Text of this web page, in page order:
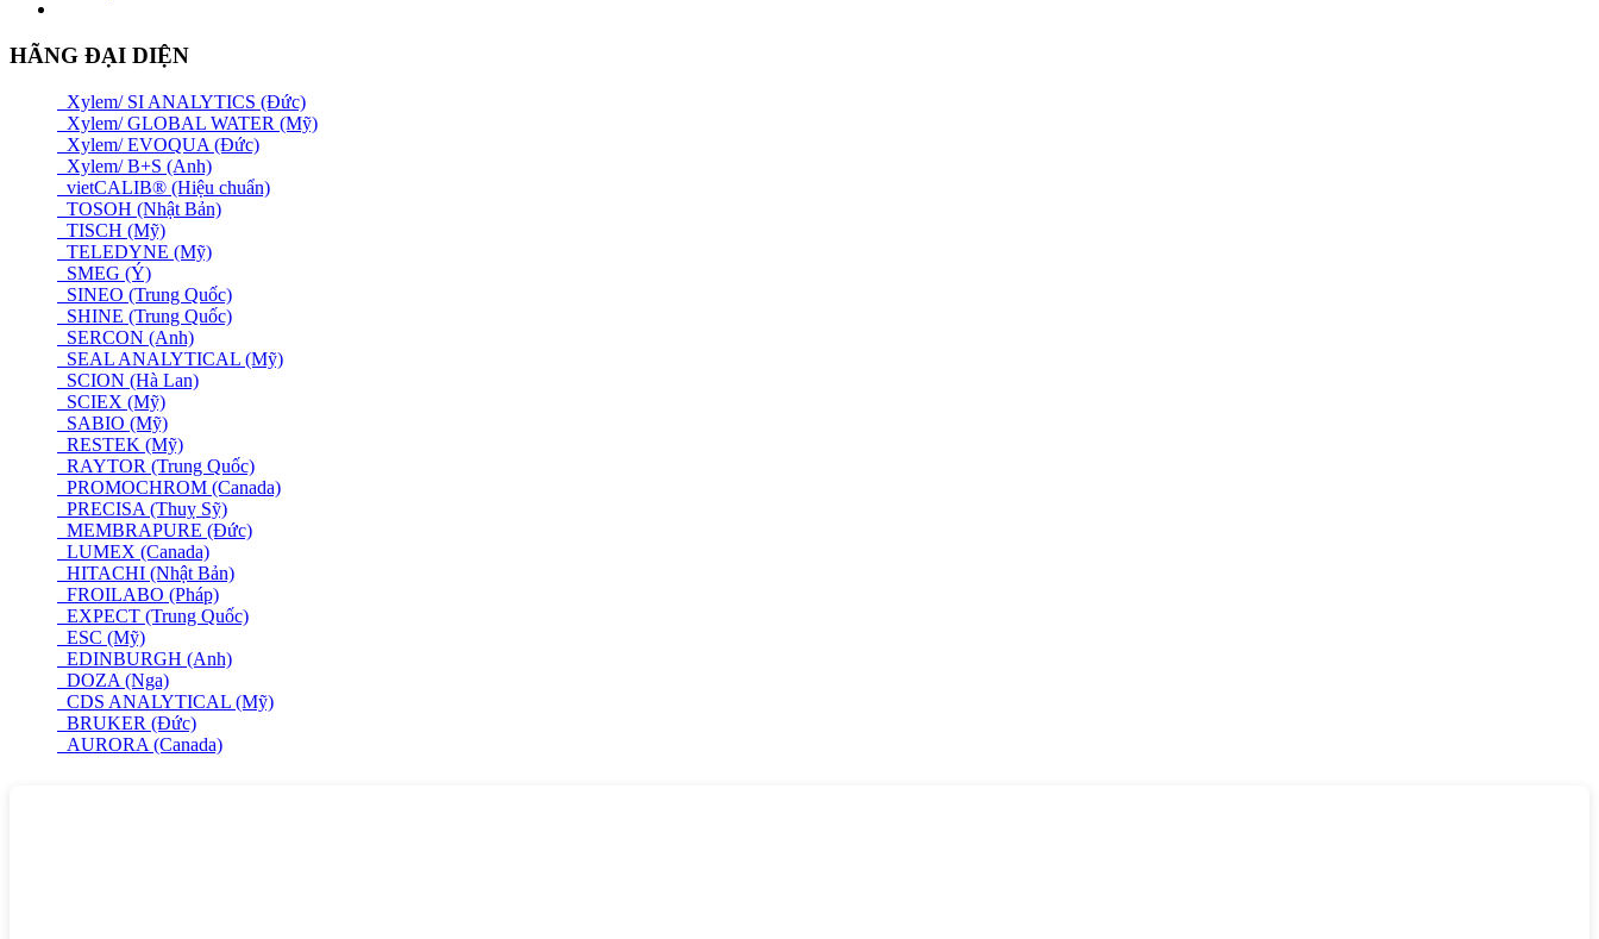
HÃNG ĐẠI DIỆN
Xylem/ SI ANALYTICS (Đức)
Xylem/ GLOBAL WATER (Mỹ)
Xylem/ EVOQUA (Đức)
Xylem/ B+S (Anh)
vietCALIB® (Hiệu chuẩn)
TOSOH (Nhật Bản)
TISCH (Mỹ)
TELEDYNE (Mỹ)
SMEG (Ý)
SINEO (Trung Quốc)
SHINE (Trung Quốc)
SERCON (Anh)
SEAL ANALYTICAL (Mỹ)
SCION (Hà Lan)
SCIEX (Mỹ)
SABIO (Mỹ)
RESTEK (Mỹ)
RAYTOR (Trung Quốc)
PROMOCHROM (Canada)
PRECISA (Thuỵ Sỹ)
MEMBRAPURE (Đức)
LUMEX (Canada)
HITACHI (Nhật Bản)
FROILABO (Pháp)
EXPECT (Trung Quốc)
ESC (Mỹ)
EDINBURGH (Anh)
DOZA (Nga)
CDS ANALYTICAL (Mỹ)
BRUKER (Đức)
AURORA (Canada)